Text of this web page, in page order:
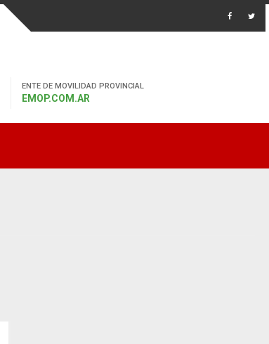
ENTE DE MOVILIDAD PROVINCIAL
EMOP.COM.AR